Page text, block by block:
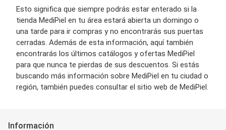
Esto significa que siempre podrás estar enterado si la
tienda MediPiel en tu área estará abierta un domingo o
una tarde para ir compras y no encontrarás sus puertas
cerradas. Además de esta información, aquí también
encontrarás los últimos catálogos y ofertas MediPiel
para que nunca te pierdas de sus descuentos. Si estás
buscando más información sobre MediPiel en tu ciudad o
región, también puedes consultar el sitio web de MediPiel.
Información